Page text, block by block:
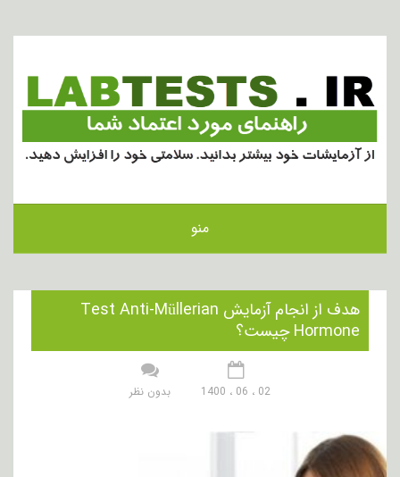
منو
هدف از انجام آزمایش Test Anti-Müllerian
Hormone چیست؟
02 ، 06 ، 1400 بدون نظر